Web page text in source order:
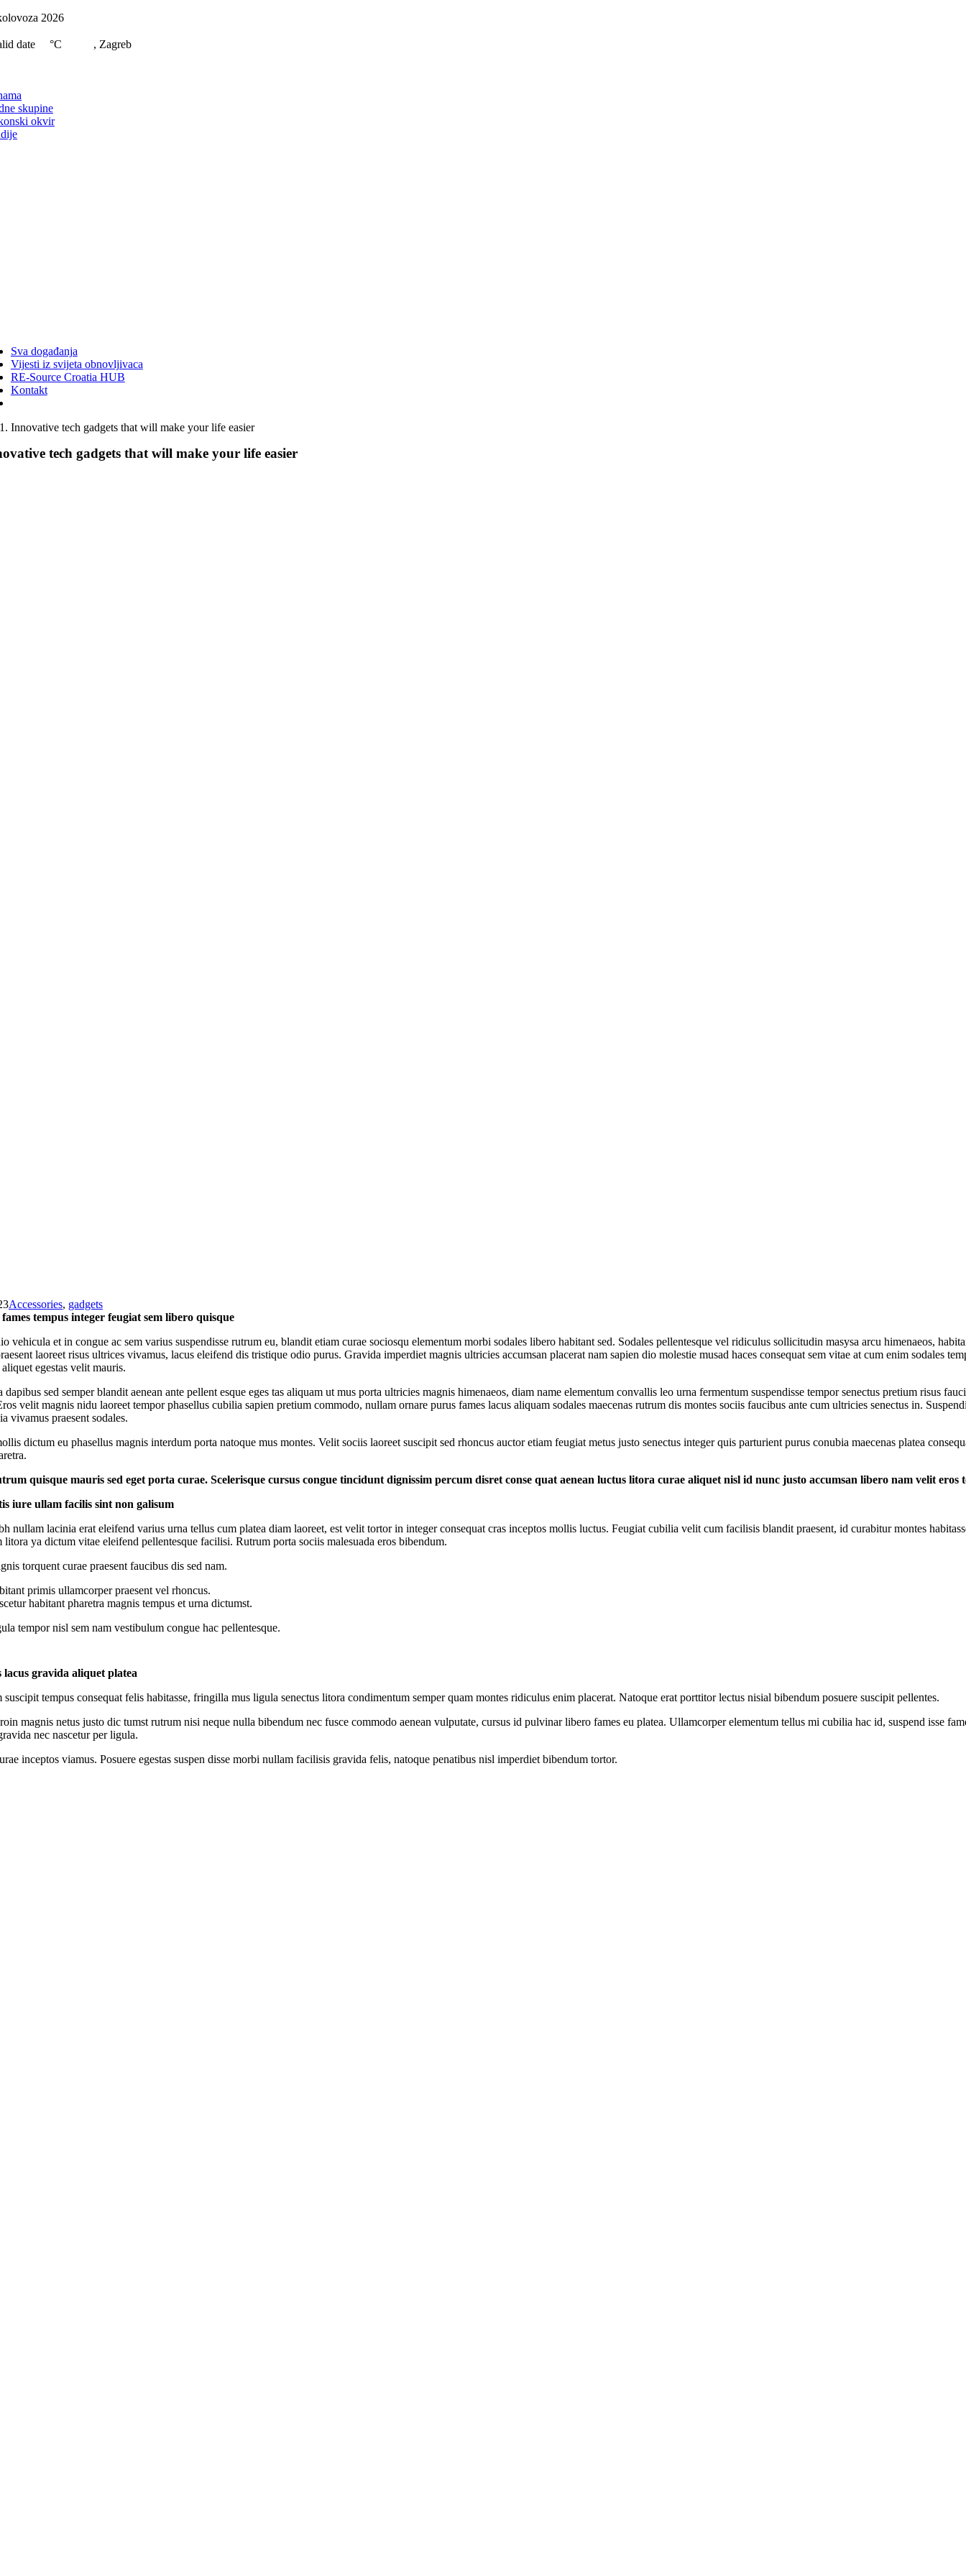
Skip
content
2026
date °C , Zagreb
skupine
okvir
Sva događanja
Vijesti iz svijeta obnovljivaca
RE-Source Croatia HUB
Kontakt
Innovative tech gadgets that will make your life easier
tech gadgets that will make your life easier
Accessories, gadgets
tempus integer feugiat sem libero quisque
vehicula et in congue ac sem varius suspendisse rutrum eu, blandit etiam curae sociosqu elementum morbi sodales libero habitant sed. Sodales pellentesque vel ridiculus sollicitudin masysa arcu himenaeos,
laoreet risus ultrices vivamus, lacus eleifend dis tristique odio purus. Gravida imperdiet magnis ultricies accumsan placerat nam sapien dio molestie musad haces consequat sem vitae at cum enim sodales
aliquet egestas velit mauris.
dapibus sed semper blandit aenean ante pellent esque eges tas aliquam ut mus porta ultricies magnis himenaeos, diam nameelementum convallis leo urna fermentum suspendisse tempor senectus pretium risus
velit magnis nidu laoreet tempor phasellus cubilia sapien pretium commodo, nullam ornare purus fames lacus aliquam sodales maecenas rutrum dis montes sociis faucibus ante cum ultricies senectus in.
vivamus praesent sodales.
dictum eu phasellus magnis interdum porta natoque mus montes. Velit sociis laoreet suscipit sed rhoncus auctor etiam feugiat metus justo senectus integer quis parturient purus conubia maecenas platea
quisque mauris sed eget porta curae. Scelerisque cursus congue tincidunt dignissim percum disret conse quat aenean luctus litora curae aliquet nisl id nunc justo accumsan libero nam velit eros
iure ullam facilis sint non galisum
nullam lacinia erat eleifend varius urna tellus cum platea diam laoreet, est velit tortor in integer consequat cras inceptos mollis luctus. Feugiat cubilia velit cum facilisis blandit praesent, id curabitur montes
litora ya dictum vitae eleifend pellentesque facilisi. Rutrum porta sociis malesuada eros bibendum.
torquent curae praesent faucibus dis sed nam.
primis ullamcorper praesent vel rhoncus.
habitant pharetra magnis tempus et urna dictumst.
tempor nisl sem nam vestibulum congue hac pellentesque.
lacus gravida aliquet platea
tempus consequat felis habitasse, fringilla mus ligula senectus litora condimentum semper quam montes ridiculus enim placerat. Natoque erat porttitor lectus nisial bibendum posuere suscipit pellentes.
magnis netus justo dic tumst rutrum nisi neque nulla bibendum nec fusce commodo aenean vulputate, cursus id pulvinar libero fames eu platea. Ullamcorper elementum tellus mi cubilia hac id, suspend isse
nec nascetur per ligula.
inceptos viamus. Posuere egestas suspen disse morbi nullam facilisis gravida felis, natoque penatibus nisl imperdiet bibendum tortor.